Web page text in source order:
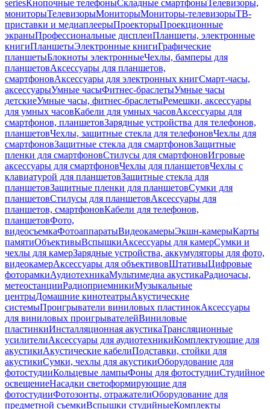
seriesКнопочные телефоныСкладные смартфоныТелевизоры,
мониторыТелевизорыМониторыМониторы-телевизорыТВ-
приставки и медиаплеерыПроекторыПроекционные
экраныПрофессиональные дисплеиПланшеты, электронные
книгиПланшетыЭлектронные книгиГрафические
планшетыБлокноты электронныеЧехлы, бамперы для
планшетовАксессуары для планшетов,
смартфоновАксессуары для электронных книгСмарт-часы,
аксессуарыУмные часыФитнес-браслетыУмные часы
детскиеУмные часы, фитнес-браслетыРемешки, аксессуары
для умных часовКабели для умных часовАксессуары для
смартфонов, планшетовЗарядные устройства для телефонов,
планшетовЧехлы, защитные стекла для телефоновЧехлы для
смартфоновЗащитные стекла для смартфоновЗащитные
пленки для смартфоновСтилусы для смартфоновИгровые
аксессуары для смартфоновЧехлы для планшетовЧехлы с
клавиатурой для планшетовЗащитные стекла для
планшетовЗащитные пленки для планшетовСумки для
планшетовСтилусы для планшетовАксессуары для
планшетов, смартфоновКабели для телефонов,
планшетовФото,
видеосъемкаФотоаппаратыВидеокамерыЭкшн-камерыКарты
памятиОбъективыВспышкиАксессуары для камерСумки и
чехлы для камерЗарядные устройства, аккумуляторы для фото,
видеокамерАксессуары для объективовШтативыЦифровые
фоторамкиАудиотехникаМультимедиа акустикаРадиочасы,
метеостанцииРадиоприемникиМузыкальные
центрыДомашние кинотеатрыАкустические
системыПроигрыватели виниловых пластинокАксессуары
для виниловых проигрывателейВиниловые
пластинкиИнсталляционная акустикаТрансляционные
усилителиАксессуары для аудиотехникиКомплектующие для
акустикиАкустические кабелиПодставки, стойки для
акустикиСумки, чехлы для акустикиОборудование для
фотостудииКольцевые лампыФоны для фотостудииСтудийное
освещениеНасадки светоформирующие для
фотостудииФотозонты, отражателиОборудование для
предметной съемкиВспышки студийныеКомплекты